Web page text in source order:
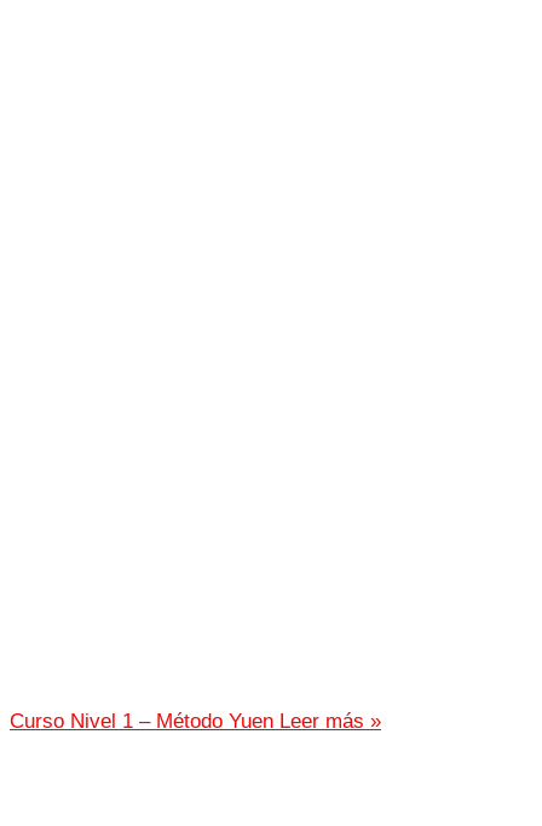
Curso Nivel 1 – Método Yuen Leer más »